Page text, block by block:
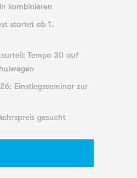
kombinieren
startet ab 1.
Tempo 30 auf
Einstiegsseminar zur
gesucht